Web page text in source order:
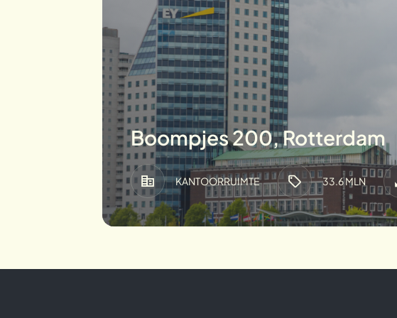
Boompjes 200, Rotterdam
KANTOORRUIMTE 33.6 MLN